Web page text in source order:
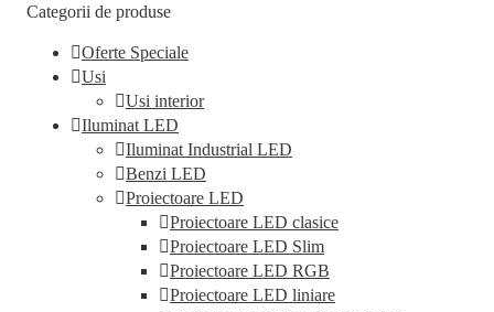
Categorii de produse
Oferte Speciale
Usi
Usi interior
Iluminat LED
Iluminat Industrial LED
Benzi LED
Proiectoare LED
Proiectoare LED clasice
Proiectoare LED Slim
Proiectoare LED RGB
Proiectoare LED liniare